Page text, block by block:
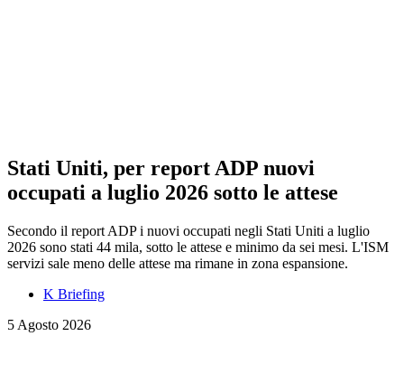
Stati Uniti, per report ADP nuovi
occupati a luglio 2026 sotto le attese
Secondo il report ADP i nuovi occupati negli Stati Uniti a luglio
2026 sono stati 44 mila, sotto le attese e minimo da sei mesi. L'ISM
servizi sale meno delle attese ma rimane in zona espansione.
K Briefing
5 Agosto 2026